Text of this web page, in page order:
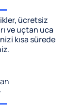
ücretsiz
ve uçtan uca
kısa sürede